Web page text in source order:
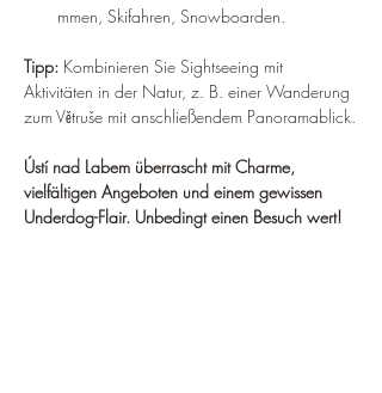
mmen, Skifahren, Snowboarden.
Tipp: Kombinieren Sie Sightseeing mit
Aktivitäten in der Natur, z. B. einer Wanderung
zum Větruše mit anschließendem Panoramablick.
Ústí nad Labem überrascht mit Charme,
vielfältigen Angeboten und einem gewissen
Underdog-Flair. Unbedingt einen Besuch wert!